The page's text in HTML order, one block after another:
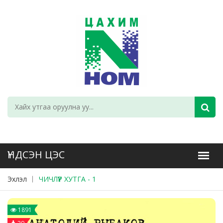
Эхлэл ЧИЧЛҮҮР ХУТГА - 1
1891